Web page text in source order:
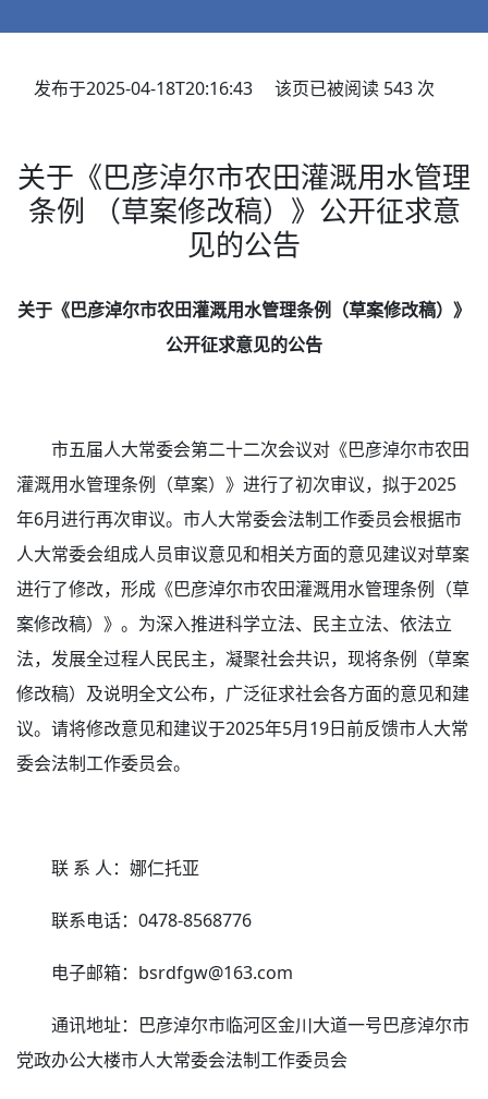
发布于2025-04-18T20:16:43 该页已被阅读 543 次
关于《巴彦淖尔市农田灌溉用水管理
条例 （草案修改稿）》公开征求意
见的公告
关于《巴彦淖尔市农田灌溉用水管理条例
（草案修改稿）》
公开征求意见的公告
市五届人大常委会第二十二次会议对《巴彦淖尔市农田
灌溉用水管理条例（草案）》进行了初次审议，拟于2025
年6月进行再次审议。市人大常委会法制工作委员会根据市
人大常委会组成人员审议意见和相关方面的意见建议对草案
进行了修改，形成《巴彦淖尔市农田灌溉用水管理条例（草
案修改稿）》。为深入推进科学立法、民主立法、依法立
法，发展全过程人民民主，凝聚社会共识，现将条例（草案
修改稿）及说明全文公布，广泛征求社会各方面的意见和建
议。请将修改意见和建议于2025年5月19日前反馈市人大常
委会法制工作委员会。
联 系 人：娜仁托亚
联系电话：0478-8568776
电子邮箱：bsrdfgw@163.com
通讯地址：巴彦淖尔市临河区金川大道一号巴彦淖尔市
党政办公大楼市人大常委会法制工作委员会